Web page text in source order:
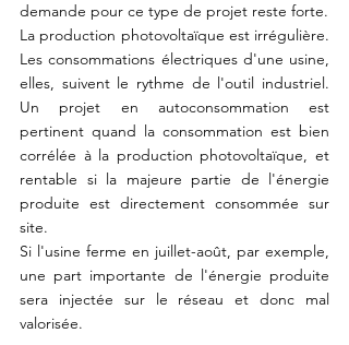
demande pour ce type de projet reste forte.
La production photovoltaïque est irrégulière.
Les consommations électriques d'une usine,
elles, suivent le rythme de l'outil industriel.
Un projet en autoconsommation est
pertinent quand la consommation est bien
corrélée à la production photovoltaïque, et
rentable si la majeure partie de l'énergie
produite est directement consommée sur
site.
Si l'usine ferme en juillet-août, par exemple,
une part importante de l'énergie produite
sera injectée sur le réseau et donc mal
valorisée.